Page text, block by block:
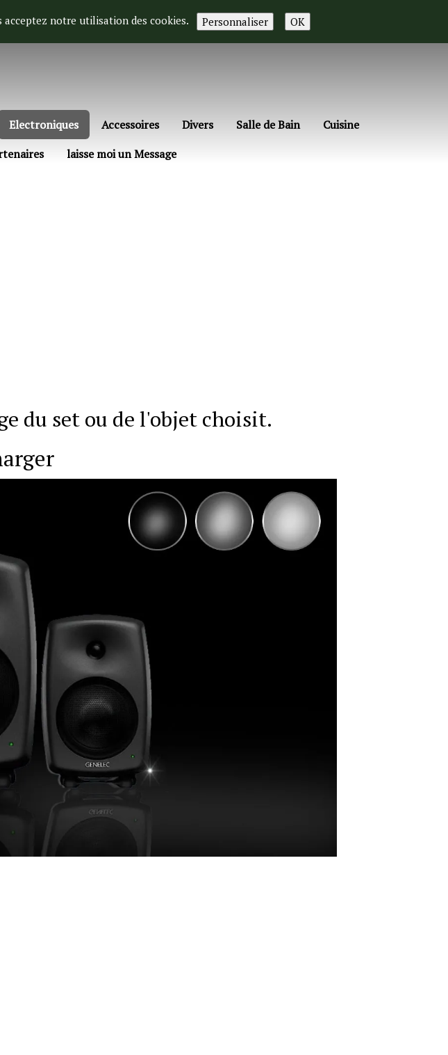
acceptez notre utilisation des cookies. Personnaliser OK
Electroniques Accessoires Divers Salle de Bain
Cuisine
laisse moi un Message
du set ou de l'objet choisit.